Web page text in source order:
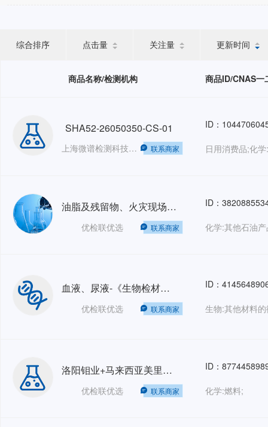
综合排序 点击量 关注量 更新时间
商品名称/检测机构 商品ID/CNAS一
SHA52-26050350-CS-01
上海微谱检测科技集团股份有限公司——销售部 联系商家
ID：
日用消费品;化
油脂及残留物、火灾现场助燃剂、残留物-微量物证-GB/T 19267.7-2008
优检联优选 联系商家
ID：
化学:其他石油
血液、尿液-《生物检材中单乙酰吗啡、吗啡、可待因的测定》-SF/ZJD0107006-2010
优检联优选 联系商家
ID：
洛阳钼业+马来西亚美里燃气电站+都市环保+印尼PT Kayong Power Nusantara配套工程人力外包202606GZ HRO
优检联优选 联系商家
ID：
化学:燃料;